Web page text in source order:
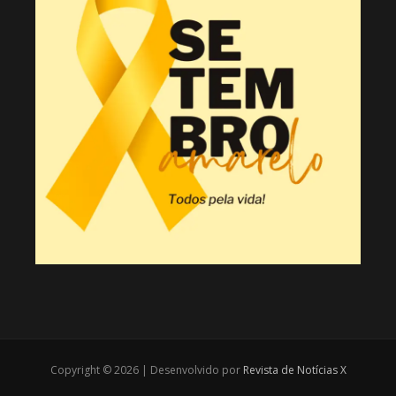
Copyright © 2026 | Desenvolvido por Revista de Notícias X